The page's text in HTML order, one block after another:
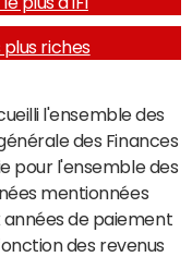
plus riches
l'ensemble des
des Finances
pour l'ensemble des
mentionnées
de paiement
des revenus